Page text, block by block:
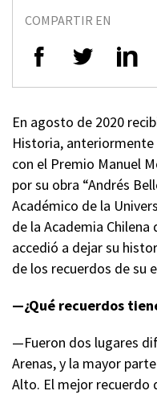
COMPARTIR EN
En agosto de 2020
Historia,
con el Premio Manuel
por su obra “Andrés
Académico de la
de la Academia Chilena
accedió a dejar su
de los recuerdos de su
—¿Qué recuerdos
—Fueron dos lugares
Arenas, y la mayor
Alto. El mejor recuerdo